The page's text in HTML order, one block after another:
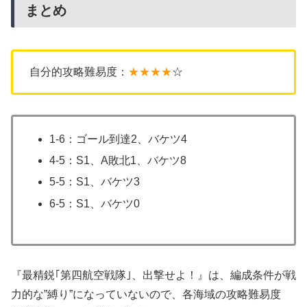
まとめ
自分的攻略難易度： ★★★★☆
1-6：ゴール到達2、バケツ4
4-5：S1、A敗北1、バケツ8
5-5：S1、バケツ3
6-5：S1、バケツ0
『最精鋭｢第四航空戦隊｣、出撃せよ！』は、編成条件が戦
力的な”縛り”になっていないので、各海域の攻略難易度